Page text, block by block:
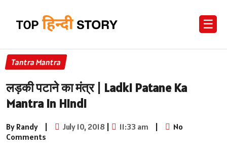
☰
Tantra Mantra
लड़की पटाने का मंत्र | Ladki Patane Ka
Mantra in Hindi
By Randy | July 10, 2018 | 11:33 am |
No
Comments